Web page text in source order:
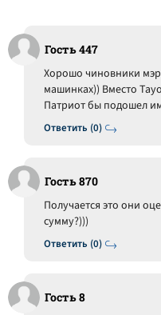
Гость 447
Ответить (0)
Хорошо чиновники
машинках)) Вместо
Патриот бы подошел
Гость 870
Ответить (0)
Получается это они
сумму?)))
Гость 8